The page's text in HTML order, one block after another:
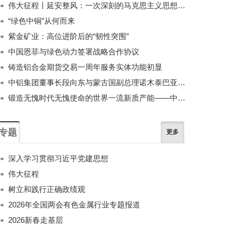
伟大征程丨延安整风：一次深刻的马克思主义思想教育运动
“绿色中铜”从何而来
紫金矿业：高位进阶后的“韧性突围”
中国恩菲与绿色动力签署战略合作协议
铸造铝合金期货交易一周年服务实体功能初显
中铝集团董事长段向东与蒙古国副总理诺木泰巴亚尔举行会谈
锻造无愧时代无愧使命的世界一流新质产能——中国有色金属工业的战略应对与破局之道（二）
题 更多
深入学习贯彻习近平党建思想
伟大征程
树立和践行正确政绩观
2026年全国两会有色金属行业专题报道
2026新春走基层